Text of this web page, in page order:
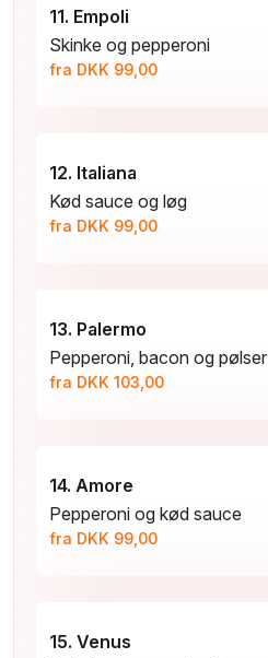
11. Empoli
Skinke og pepperoni
fra DKK 99,00
12. Italiana
Kød sauce og løg
fra DKK 99,00
13. Palermo
Pepperoni, bacon og pølser
fra DKK 103,00
14. Amore
Pepperoni og kød sauce
fra DKK 99,00
15. Venus